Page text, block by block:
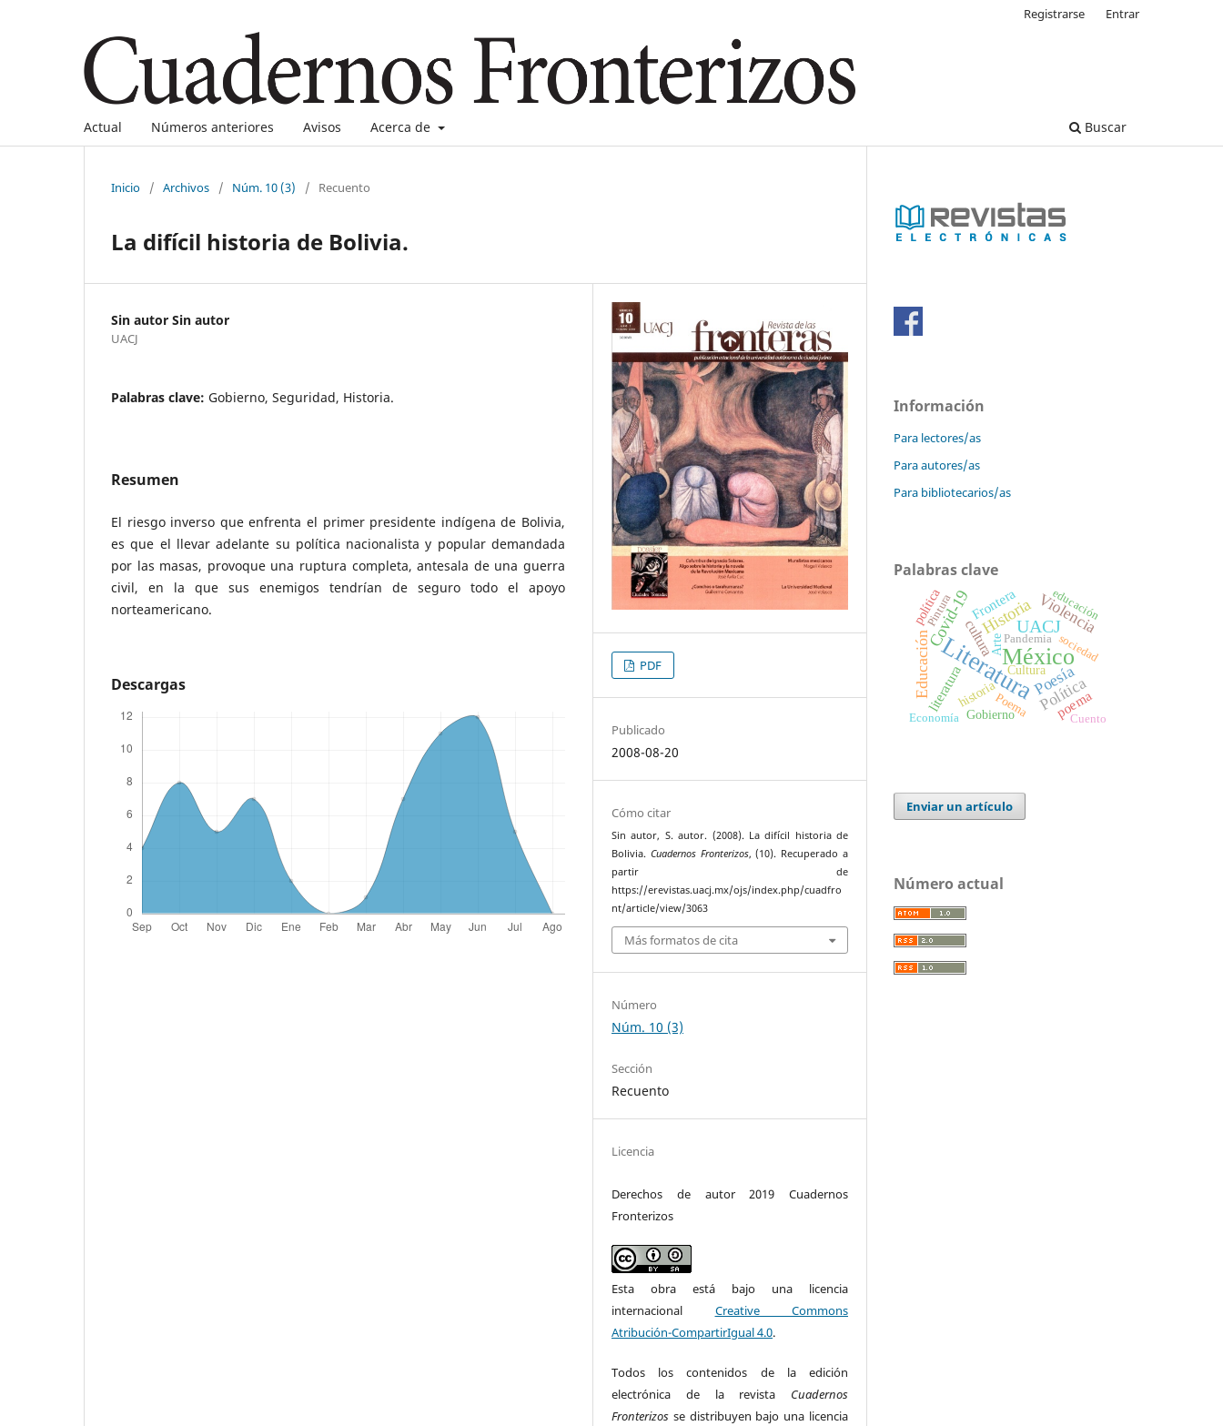
Actual Números anteriores Avisos Acerca de Buscar
Registrarse Entrar
Inicio / Archivos / Núm. 10 (3) / Recuento
La difícil historia de Bolivia.
Sin autor Sin autor
UACJ
Palabras clave: Gobierno, Seguridad, Historia.
Resumen
El riesgo inverso que enfrenta el primer presidente indígena de Bolivia,
es que el llevar adelante su política nacionalista y popular demandada
por las masas, provoque una ruptura completa, antesala de una guerra
civil, en la que sus enemigos tendrían de seguro todo el apoyo
norteamericano.
Descargas
PDF
Publicado
2008-08-20
Cómo citar
Sin autor, S. autor. (2008). La difícil historia de
Bolivia. Cuadernos Fronterizos, (10). Recuperado a
partir de
https://erevistas.uacj.mx/ojs/index.php/cuadfro
nt/article/view/3063
Más formatos de cita
Número
Núm. 10 (3)
Sección
Recuento
Licencia
Derechos de autor 2019 Cuadernos
Fronterizos
Esta obra está bajo una licencia
internacional Creative Commons
Atribución-CompartirIgual 4.0.
Todos los contenidos de la edición
electrónica de la revista Cuadernos
Fronterizos se distribuyen bajo una licencia
Información
Para lectores/as
Para autores/as
Para bibliotecarios/as
Palabras clave
LiteraturaMéxico
UACJ
Historia
Covid-19
Poesía
Violencia
Educación Política
cultura
poema
Frontera
literatura
política
historia
Cultura
Poema
Arte
Gobierno
sociedad
educación
Economía
Pandemia
Cuento
Pintura
Enviar un artículo
Número actual